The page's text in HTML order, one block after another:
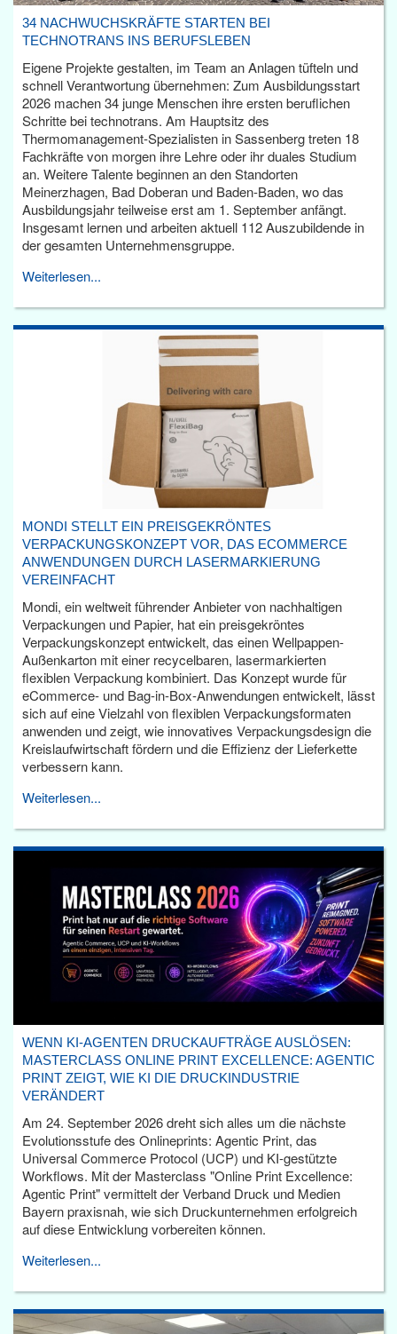
34 NACHWUCHSKRÄFTE STARTEN BEI
TECHNOTRANS INS BERUFSLEBEN
Eigene Projekte gestalten, im Team an Anlagen tüfteln und
schnell Verantwortung übernehmen: Zum Ausbildungsstart
2026 machen 34 junge Menschen ihre ersten beruflichen
Schritte bei technotrans. Am Hauptsitz des
Thermomanagement-Spezialisten in Sassenberg treten 18
Fachkräfte von morgen ihre Lehre oder ihr duales Studium
an. Weitere Talente beginnen an den Standorten
Meinerzhagen, Bad Doberan und Baden-Baden, wo das
Ausbildungsjahr teilweise erst am 1. September anfängt.
Insgesamt lernen und arbeiten aktuell 112 Auszubildende in
der gesamten Unternehmensgruppe.
Weiterlesen...
MONDI STELLT EIN PREISGEKRÖNTES
VERPACKUNGSKONZEPT VOR, DAS ECOMMERCE
ANWENDUNGEN DURCH LASERMARKIERUNG
VEREINFACHT
Mondi, ein weltweit führender Anbieter von nachhaltigen
Verpackungen und Papier, hat ein preisgekröntes
Verpackungskonzept entwickelt, das einen Wellpappen-
Außenkarton mit einer recycelbaren, lasermarkierten
flexiblen Verpackung kombiniert. Das Konzept wurde für
eCommerce- und Bag-in-Box-Anwendungen entwickelt, lässt
sich auf eine Vielzahl von flexiblen Verpackungsformaten
anwenden und zeigt, wie innovatives Verpackungsdesign die
Kreislaufwirtschaft fördern und die Effizienz der Lieferkette
verbessern kann.
Weiterlesen...
WENN KI-AGENTEN DRUCKAUFTRÄGE AUSLÖSEN:
MASTERCLASS ONLINE PRINT EXCELLENCE: AGENTIC
PRINT ZEIGT, WIE KI DIE DRUCKINDUSTRIE
VERÄNDERT
Am 24. September 2026 dreht sich alles um die nächste
Evolutionsstufe des Onlineprints: Agentic Print, das
Universal Commerce Protocol (UCP) und KI-gestützte
Workflows. Mit der Masterclass "Online Print Excellence:
Agentic Print" vermittelt der Verband Druck und Medien
Bayern praxisnah, wie sich Druckunternehmen erfolgreich
auf diese Entwicklung vorbereiten können.
Weiterlesen...